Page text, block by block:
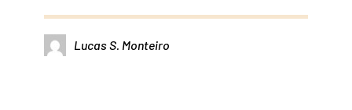
Lucas S. Monteiro